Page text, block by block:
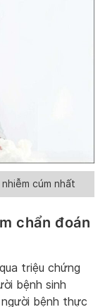
cúm nhất
chẩn đoán
triệu chứng
bệnh sinh
bệnh thực